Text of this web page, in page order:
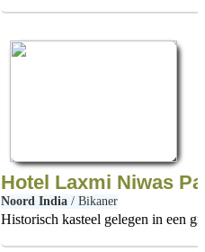
Hotel Laxmi Niwas
Noord India/ Bikaner
Historisch kasteel gelegen in een